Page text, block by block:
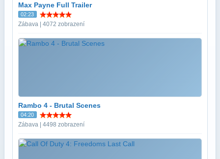
Max Payne Full Trailer
02:23
Zábava | 4072 zobrazení
Rambo 4 - Brutal Scenes
04:20
Zábava | 4498 zobrazení